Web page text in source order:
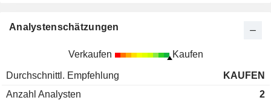
Analystenschätzungen
Verkaufen Kaufen
Durchschnittl. Empfehlung
KAUFEN
Anzahl Analysten
2